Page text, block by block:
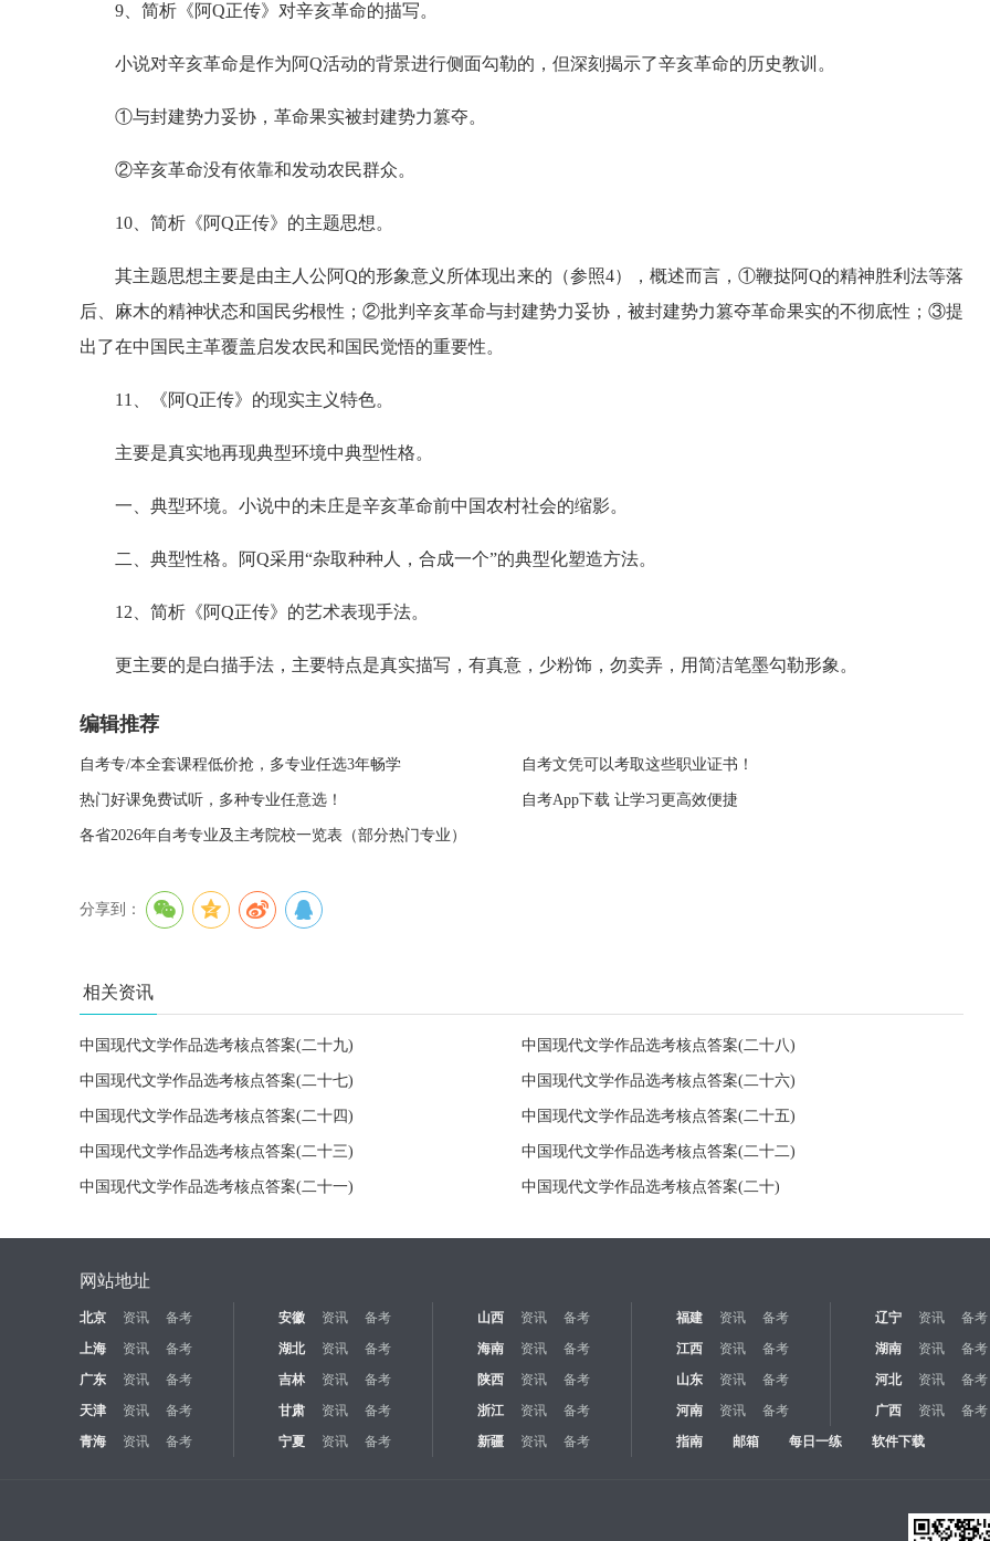
9、简析《阿Q正传》对辛亥革命的描写。
小说对辛亥革命是作为阿Q活动的背景进行侧面勾勒的，但深刻揭示了辛亥革命的历史教训。
①与封建势力妥协，革命果实被封建势力篡夺。
②辛亥革命没有依靠和发动农民群众。
10、简析《阿Q正传》的主题思想。
其主题思想主要是由主人公阿Q的形象意义所体现出来的（参照4），概述而言，①鞭挞阿Q的精神胜利法等落
后、麻木的精神状态和国民劣根性；②批判辛亥革命与封建势力妥协，被封建势力篡夺革命果实的不彻底性；③提
出了在中国民主革覆盖启发农民和国民觉悟的重要性。
11、《阿Q正传》的现实主义特色。
主要是真实地再现典型环境中典型性格。
一、典型环境。小说中的未庄是辛亥革命前中国农村社会的缩影。
二、典型性格。阿Q采用“杂取种种人，合成一个”的典型化塑造方法。
12、简析《阿Q正传》的艺术表现手法。
更主要的是白描手法，主要特点是真实描写，有真意，少粉饰，勿卖弄，用简洁笔墨勾勒形象。
编辑推荐
自考专/本全套课程低价抢，多专业任选3年畅学 自考文凭可以考取这些职业证书！
热门好课免费试听，多种专业任意选！ 自考App下载 让学习更高效便捷
各省2026年自考专业及主考院校一览表（部分热门专业）
分享到：
相关资讯
中国现代文学作品选考核点答案(二十九) 中国现代文学作品选考核点答案(二十八)
中国现代文学作品选考核点答案(二十七) 中国现代文学作品选考核点答案(二十六)
中国现代文学作品选考核点答案(二十四) 中国现代文学作品选考核点答案(二十五)
中国现代文学作品选考核点答案(二十三) 中国现代文学作品选考核点答案(二十二)
中国现代文学作品选考核点答案(二十一) 中国现代文学作品选考核点答案(二十)
网站地址
北京 资讯 备考 安徽 资讯 备考 山西 资讯 备考 福建 资讯 备考 辽宁 资讯
备考
上海
资讯 备考 湖北 资讯 备考 海南 资讯 备考 江西 资讯 备考 湖南 资讯
备考
广东
资讯 备考 吉林 资讯 备考 陕西 资讯 备考 山东 资讯 备考 河北 资讯
备考
天津
资讯 备考 甘肃 资讯 备考 浙江 资讯 备考 河南 资讯 备考 广西 资讯
备考
青海
资讯 备考 宁夏 资讯 备考 新疆 资讯 备考 指南 邮箱 每日一练 软件下载